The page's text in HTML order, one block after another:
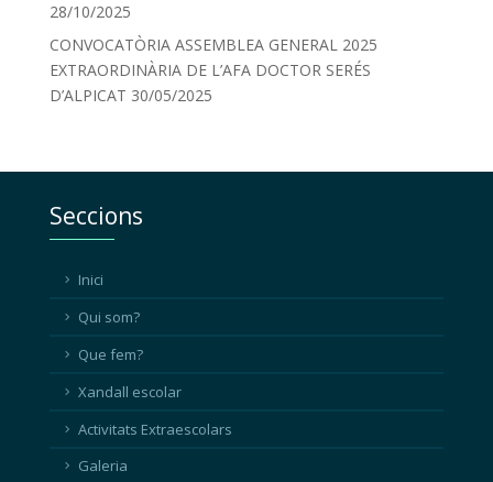
28/10/2025
CONVOCATÒRIA ASSEMBLEA GENERAL 2025
EXTRAORDINÀRIA DE L’AFA DOCTOR SERÉS
D’ALPICAT 30/05/2025
Seccions
Inici
Qui som?
Que fem?
Xandall escolar
Activitats Extraescolars
Galeria